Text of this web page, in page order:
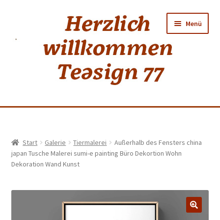
springen
springen
Menü
shop
Start Galerie Tiermalerei
Außerhalb des Fensters china
japan Tusche Malerei sumi-e painting Büro Dekortion Wohn
Dekoration Wand Kunst